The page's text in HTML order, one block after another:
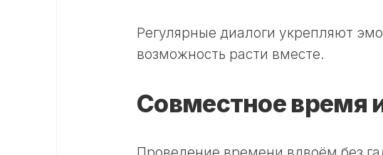
Регулярные диалоги укрепляют
возможность расти вместе.
Совместное время